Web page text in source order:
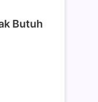
Butuh